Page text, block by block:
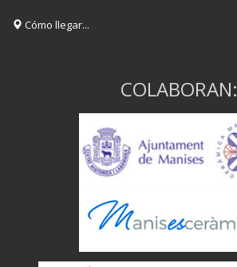
Cómo llegar...
COLABORAN: